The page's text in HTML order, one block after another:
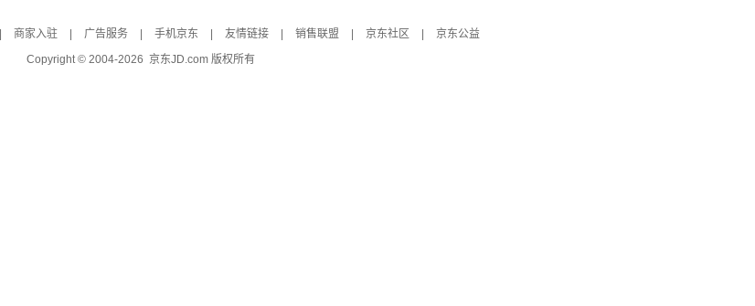
商家入驻 广告服务 手机京东 友情链接 销售联盟 京东社区
京东公益
Copyright © 2004-2026 京东JD.com 版权所有